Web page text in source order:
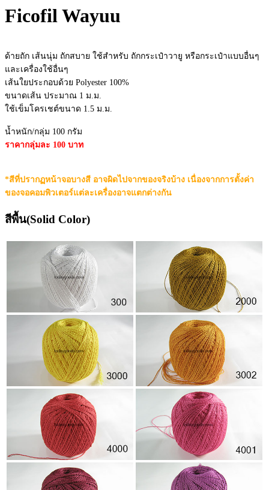
Ficofil Wayuu
ด้ายถัก เส้นนุ่ม ถักสบาย ใช้สำหรับ ถักกระเป๋าวายู หรือกระเป๋าแบบอื่นๆ
และเครื่องใช้อื่นๆ
เส้นใยประกอบด้วย Polyester 100%
ขนาดเส้น ประมาณ 1 ม.ม.
ใช้เข็มโครเชต์ขนาด 1.5 ม.ม.
น้ำหนัก/กลุ่ม 100 กรัม
ราคากลุ่มละ 100 บาท
*สีที่ปรากฏหน้าจอบางสี อาจผิดไปจากของจริงบ้าง เนื่องจากการตั้งค่า
ของจอคอมพิวเตอร์แต่ละเครื่องอาจแตกต่างกัน
สีพื้น(Solid Color)